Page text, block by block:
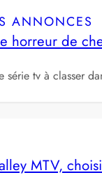
ANNONCES
horreur de
série tv à classer
MTV,